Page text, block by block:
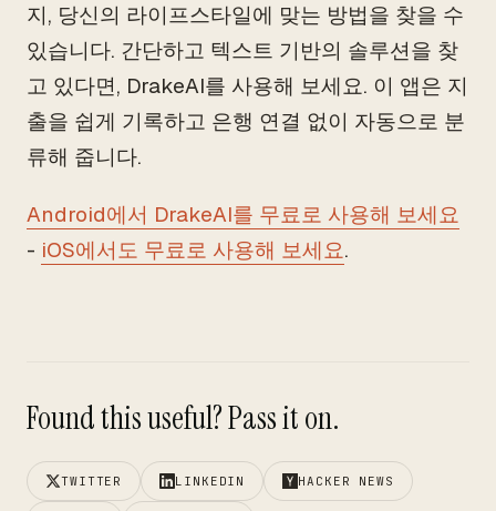
지, 당신의 라이프스타일에 맞는 방법을 찾을 수
있습니다. 간단하고 텍스트 기반의 솔루션을 찾
고 있다면, DrakeAI를 사용해 보세요. 이 앱은 지
출을 쉽게 기록하고 은행 연결 없이 자동으로 분
류해 줍니다.
Android에서 DrakeAI를 무료로 사용해 보세요
- iOS에서도 무료로 사용해 보세요.
Found this useful? Pass it on.
TWITTER LINKEDIN HACKER NEWS